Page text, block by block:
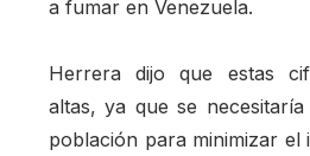
a fumar en Venezuela.
Herrera dijo que estas
altas, ya que se
población para minimizar el